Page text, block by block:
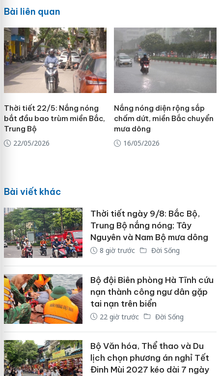
Bài liên quan
Thời tiết 22/5: Nắng nóng
bắt đầu bao trùm miền Bắc,
Trung Bộ
22/05/2026
Nắng nóng diện rộng sắp
chấm dứt, miền Bắc chuyển
mưa dông
16/05/2026
Bài viết khác
Thời tiết ngày 9/8: Bắc Bộ,
Trung Bộ nắng nóng; Tây
Nguyên và Nam Bộ mưa dông
8 giờ trước Đời Sống
Bộ đội Biên phòng Hà Tĩnh cứu
nạn thành công ngư dân gặp
tai nạn trên biển
22 giờ trước Đời Sống
Bộ Văn hóa, Thể thao và Du
lịch chọn phương án nghỉ Tết
Đinh Mùi 2027 kéo dài 7 ngày